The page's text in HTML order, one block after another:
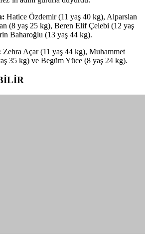
Hatice Özdemir (11 yaş 40 kg), Alparslan
(8 yaş 25 kg), Beren Elif Çelebi (12 yaş
Baharoğlu (13 yaş 44 kg).
Zehra Açar (11 yaş 44 kg), Muhammet
35 kg) ve Begüm Yüce (8 yaş 24 kg).